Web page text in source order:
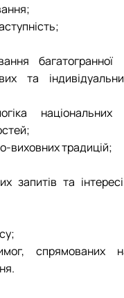
багатогранної
та
національних
виховних традицій;
запитів та
спрямованих